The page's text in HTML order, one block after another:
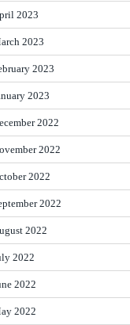
2023
2023
2023
2023
2022
2022
2022
2022
2022
2022
2022
2022